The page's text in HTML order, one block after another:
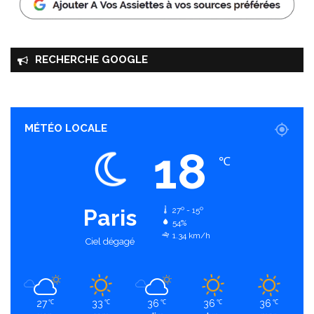
RECHERCHE GOOGLE
MÉTÉO LOCALE
Paris
Ciel dégagé
18 ℃
27º - 15º
54%
1.34 km/h
27 ℃ 33 ℃ 36 ℃ 36 ℃ 36 ℃